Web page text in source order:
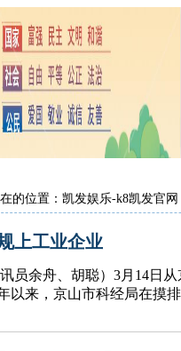
的位置： 凯发娱乐-k8凯发官网
上工业企业
余舟、胡聪）3月14日从
来，京山市科经局在摸排